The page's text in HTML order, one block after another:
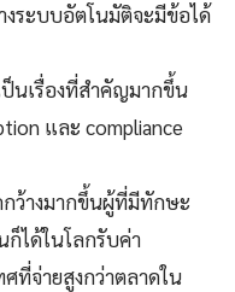
งระบบอัตโนมัติจะมีข้อได้
นเรื่องที่สำคัญมากขึ้น
และ compliance
ว้างมากขึ้นผู้ที่มีทักษะ
ได้ในโลกรับค่า
ที่จ่ายสูงกว่าตลาดใน